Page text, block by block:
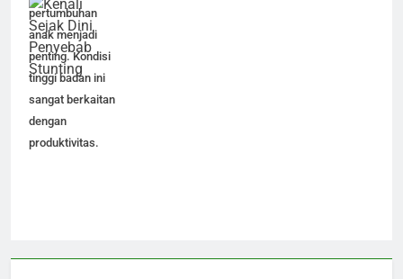
pertumbuhan
anak menjadi
penting. Kondisi
tinggi badan ini
sangat berkaitan
dengan
produktivitas.